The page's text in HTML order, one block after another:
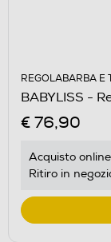
REGOLABARBA E
BABYLISS -
€ 76,90
Acquisto
Ritiro in